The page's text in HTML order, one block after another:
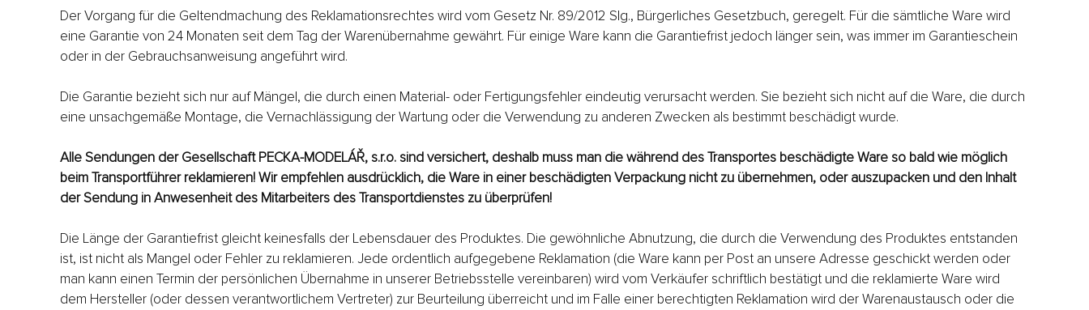
Der Vorgang für die Geltendmachung des Reklamationsrechtes wird vom Gesetz Nr. 89/2012 Slg., Bürgerliches Gesetzbuch, geregelt. Für die sämtliche Ware wird
eine Garantie von 24 Monaten seit dem Tag der Warenübernahme gewährt. Für einige Ware kann die Garantiefrist jedoch länger sein, was immer im Garantieschein
oder in der Gebrauchsanweisung angeführt wird.
Die Garantie bezieht sich nur auf Mängel, die durch einen Material- oder Fertigungsfehler eindeutig verursacht werden. Sie bezieht sich nicht auf die Ware, die durch
eine unsachgemäße Montage, die Vernachlässigung der Wartung oder die Verwendung zu anderen Zwecken als bestimmt beschädigt wurde.
Alle Sendungen der Gesellschaft PECKA-MODELÁŘ, s.r.o. sind versichert, deshalb muss man die während des Transportes beschädigte Ware so bald wie möglich
beim Transportführer reklamieren! Wir empfehlen ausdrücklich, die Ware in einer beschädigten Verpackung nicht zu übernehmen, oder auszupacken und den Inhalt
der Sendung in Anwesenheit des Mitarbeiters des Transportdienstes zu überprüfen!
Die Länge der Garantiefrist gleicht keinesfalls der Lebensdauer des Produktes. Die gewöhnliche Abnutzung, die durch die Verwendung des Produktes entstanden
ist, ist nicht als Mangel oder Fehler zu reklamieren. Jede ordentlich aufgegebene Reklamation (die Ware kann per Post an unsere Adresse geschickt werden oder
man kann einen Termin der persönlichen Übernahme in unserer Betriebsstelle vereinbaren) wird vom Verkäufer schriftlich bestätigt und die reklamierte Ware wird
dem Hersteller (oder dessen verantwortlichem Vertreter) zur Beurteilung überreicht und im Falle einer berechtigten Reklamation wird der Warenaustausch oder die